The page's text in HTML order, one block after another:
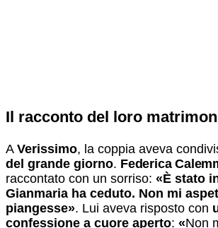
Il racconto del loro
A Verissimo, la coppia aveva
del grande giorno. Federica
raccontato con un sorriso: «È stato
Gianmaria ha ceduto. Non mi
piangesse». Lui aveva risposto con
confessione a cuore aperto: «Non